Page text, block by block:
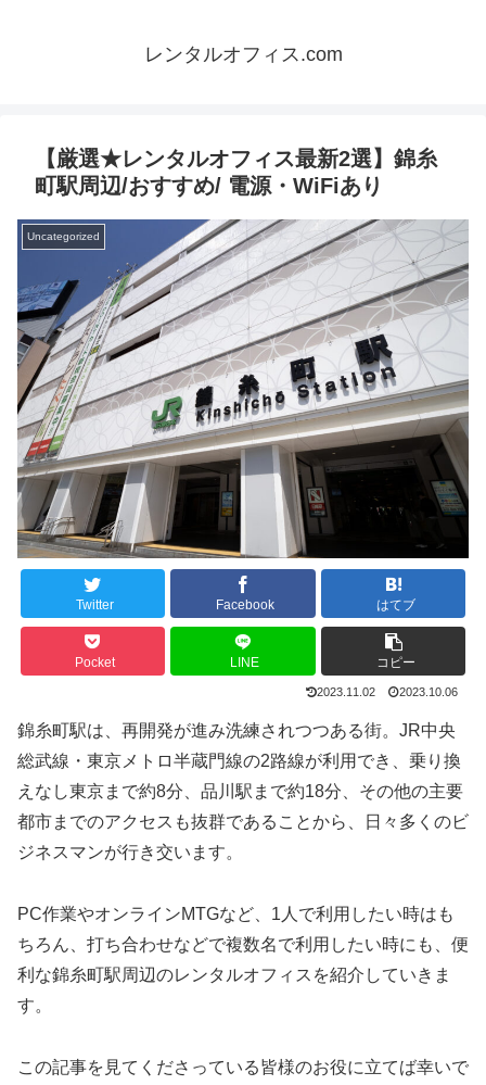
レンタルオフィス.com
【厳選★レンタルオフィス最新2選】錦糸
町駅周辺/おすすめ/ 電源・WiFiあり
Uncategorized
Twitter Facebook はてブ
Pocket LINE コピー
2023.11.02 2023.10.06
錦糸町駅は、再開発が進み洗練されつつある街。JR中央
総武線・東京メトロ半蔵門線の2路線が利用でき、乗り換
えなし東京まで約8分、品川駅まで約18分、その他の主要
都市までのアクセスも抜群であることから、日々多くのビ
ジネスマンが行き交います。
PC作業やオンラインMTGなど、1人で利用したい時はも
ちろん、打ち合わせなどで複数名で利用したい時にも、便
利な錦糸町駅周辺のレンタルオフィスを紹介していきま
す。
この記事を見てくださっている皆様のお役に立てば幸いで